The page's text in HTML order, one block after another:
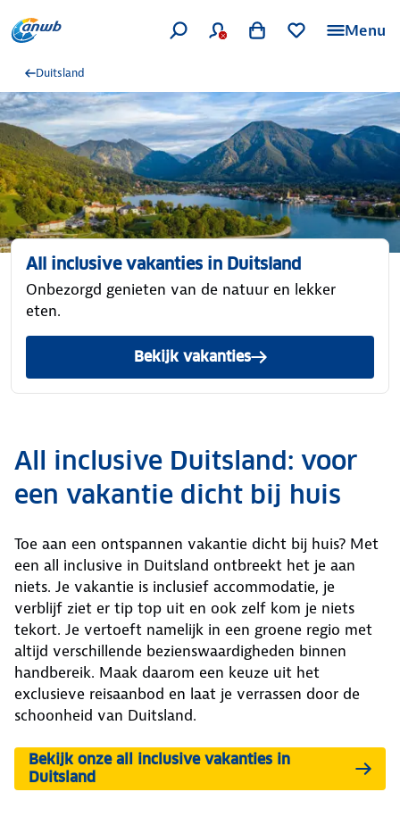
Menu
Duitsland
All inclusive vakanties in Duitsland
Onbezorgd genieten van de natuur en lekker
eten.
Bekijk vakanties
All inclusive Duitsland: voor
een vakantie dicht bij huis
Toe aan een ontspannen vakantie dicht bij huis? Met
een all inclusive in Duitsland ontbreekt het je aan
niets. Je vakantie is inclusief accommodatie, je
verblijf ziet er tip top uit en ook zelf kom je niets
tekort. Je vertoeft namelijk in een groene regio met
altijd verschillende bezienswaardigheden binnen
handbereik. Maak daarom een keuze uit het
exclusieve reisaanbod en laat je verrassen door de
schoonheid van Duitsland.
Bekijk onze all inclusive vakanties in
Duitsland